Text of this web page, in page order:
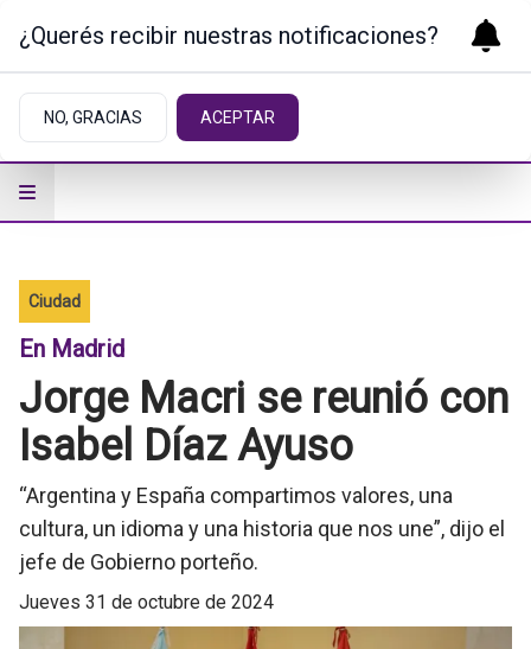
Ciudad
En Madrid
Jorge Macri se reunió con
Isabel Díaz Ayuso
“Argentina y España compartimos valores, una
cultura, un idioma y una historia que nos une”, dijo el
jefe de Gobierno porteño.
jueves 31 de octubre de 2024
¿Querés recibir nuestras notificaciones?
NO, GRACIAS ACEPTAR